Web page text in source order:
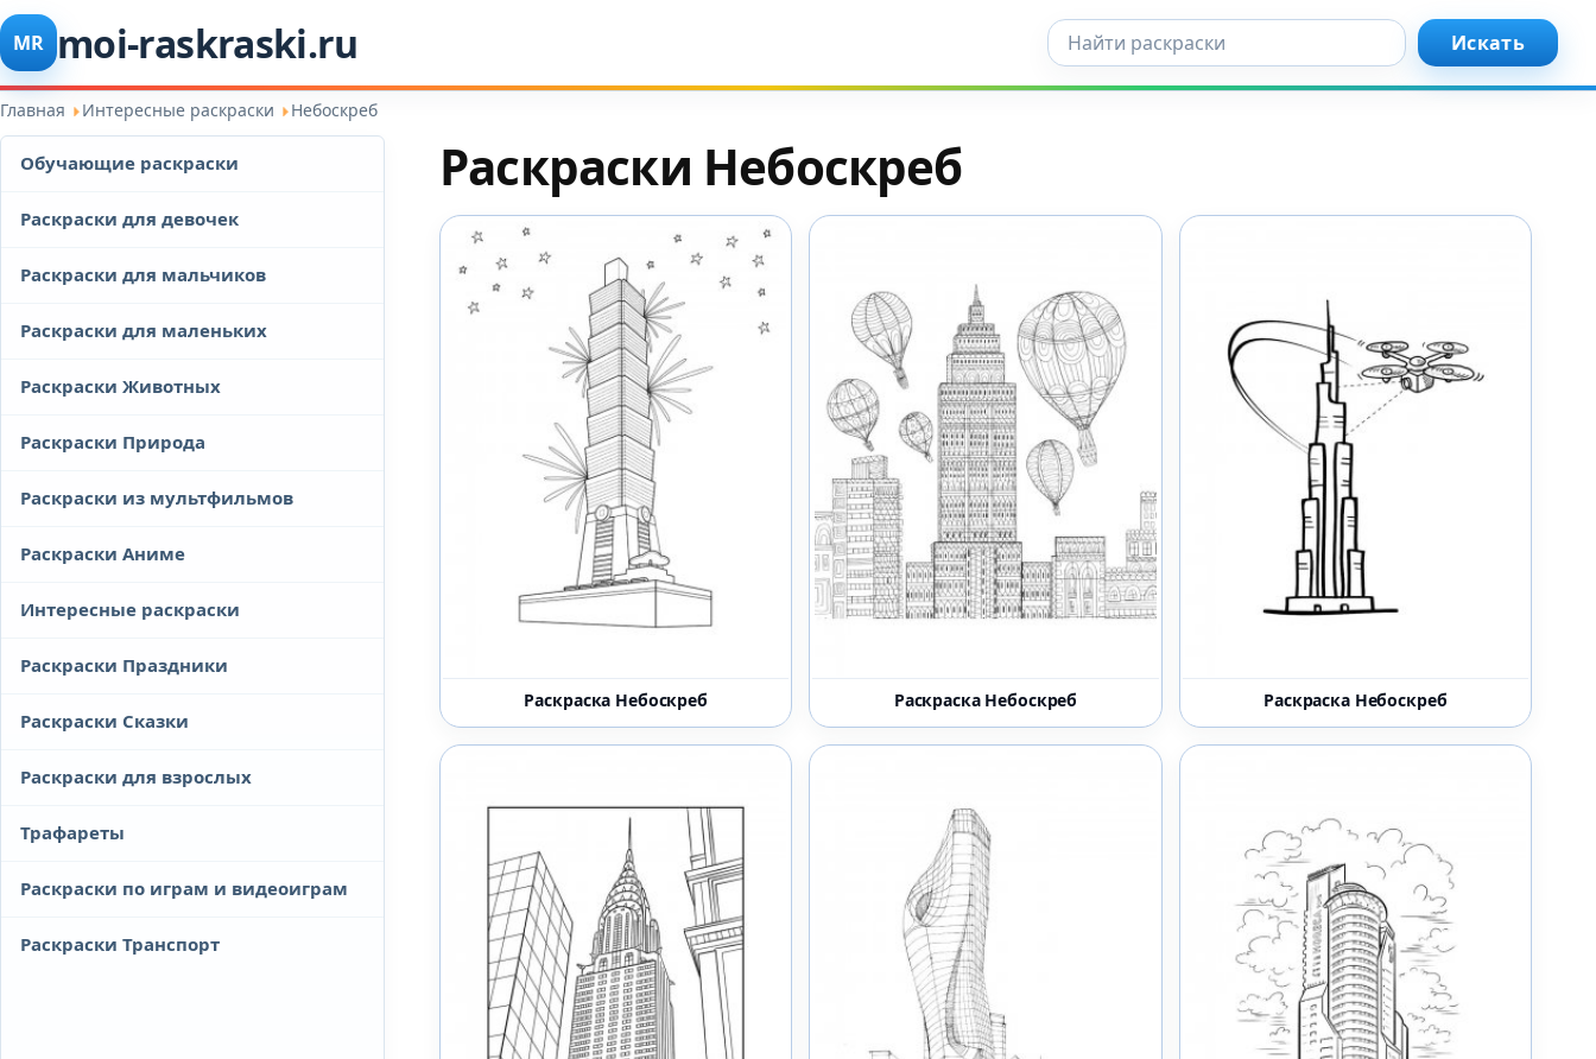
MR moi-raskraski.ru Искать... Искать
Главная Интересные раскраски Небоскреб
Обучающие раскраски
Раскраски для девочек
Раскраски для мальчиков
Раскраски для маленьких
Раскраски Животных
Раскраски Природа
Раскраски из мультфильмов
Раскраски Аниме
Интересные раскраски
Раскраски Праздники
Раскраски Сказки
Раскраски для взрослых
Трафареты
Раскраски по играм и видеоиграм
Раскраски Транспорт
Раскраски Небоскреб
Раскраска Небоскреб Раскраска Небоскреб Раскраска Небоскреб